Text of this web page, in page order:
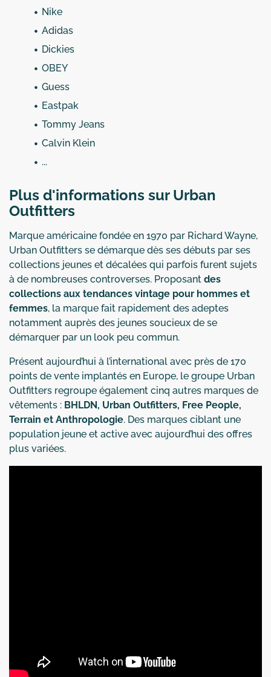
Nike
Adidas
Dickies
OBEY
Guess
Eastpak
Tommy Jeans
Calvin Klein
...
Plus d'informations sur Urban
Outfitters
Marque américaine fondée en 1970 par Richard Wayne,
Urban Outfitters se démarque dès ses débuts par ses
collections jeunes et décalées qui parfois furent sujets
à de nombreuses controverses. Proposant des
collections aux tendances vintage pour hommes et
femmes, la marque fait rapidement des adeptes
notamment auprès des jeunes soucieux de se
démarquer par un look peu commun.
Présent aujourd’hui à l’international avec près de 170
points de vente implantés en Europe, le groupe Urban
Outfitters regroupe également cinq autres marques de
vêtements : BHLDN, Urban Outfitters, Free People,
Terrain et Anthropologie. Des marques ciblant une
population jeune et active avec aujourd’hui des offres
plus variées.